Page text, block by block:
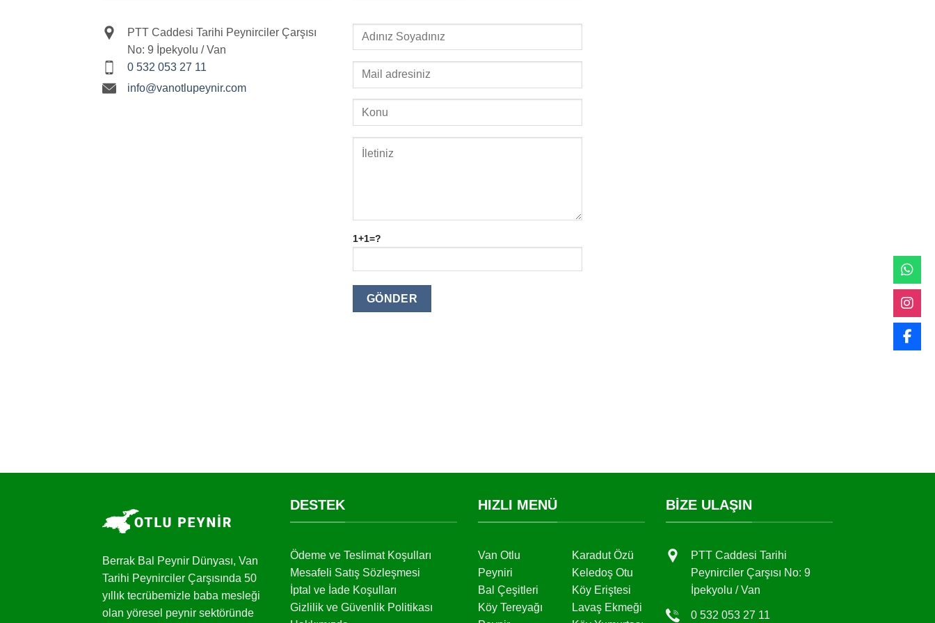
PTT Caddesi Tarihi Peynirciler Çarşısı
No: 9 İpekyolu / Van
0 532 053 27 11
info@vanotlupeynir.com
1+1=?
Berrak Bal Peynir Dünyası, Van
Tarihi Peynirciler Çarşısında 50
yıllık tecrübemizle baba mesleği
olan yöresel peynir sektöründe
DESTEK
Ödeme ve Teslimat Koşulları
Mesafeli Satış Sözleşmesi
İptal ve İade Koşulları
Gizlilik ve Güvenlik Politikası
HIZLI MENÜ
Van Otlu
Peyniri
Bal Çeşitleri
Köy Tereyağı
Karadut Özü
Keledoş Otu
Köy Eriştesi
Lavaş Ekmeği
BIZE ULAŞIN
PTT Caddesi Tarihi
Peynirciler Çarşısı No: 9
İpekyolu / Van
0 532 053 27 11